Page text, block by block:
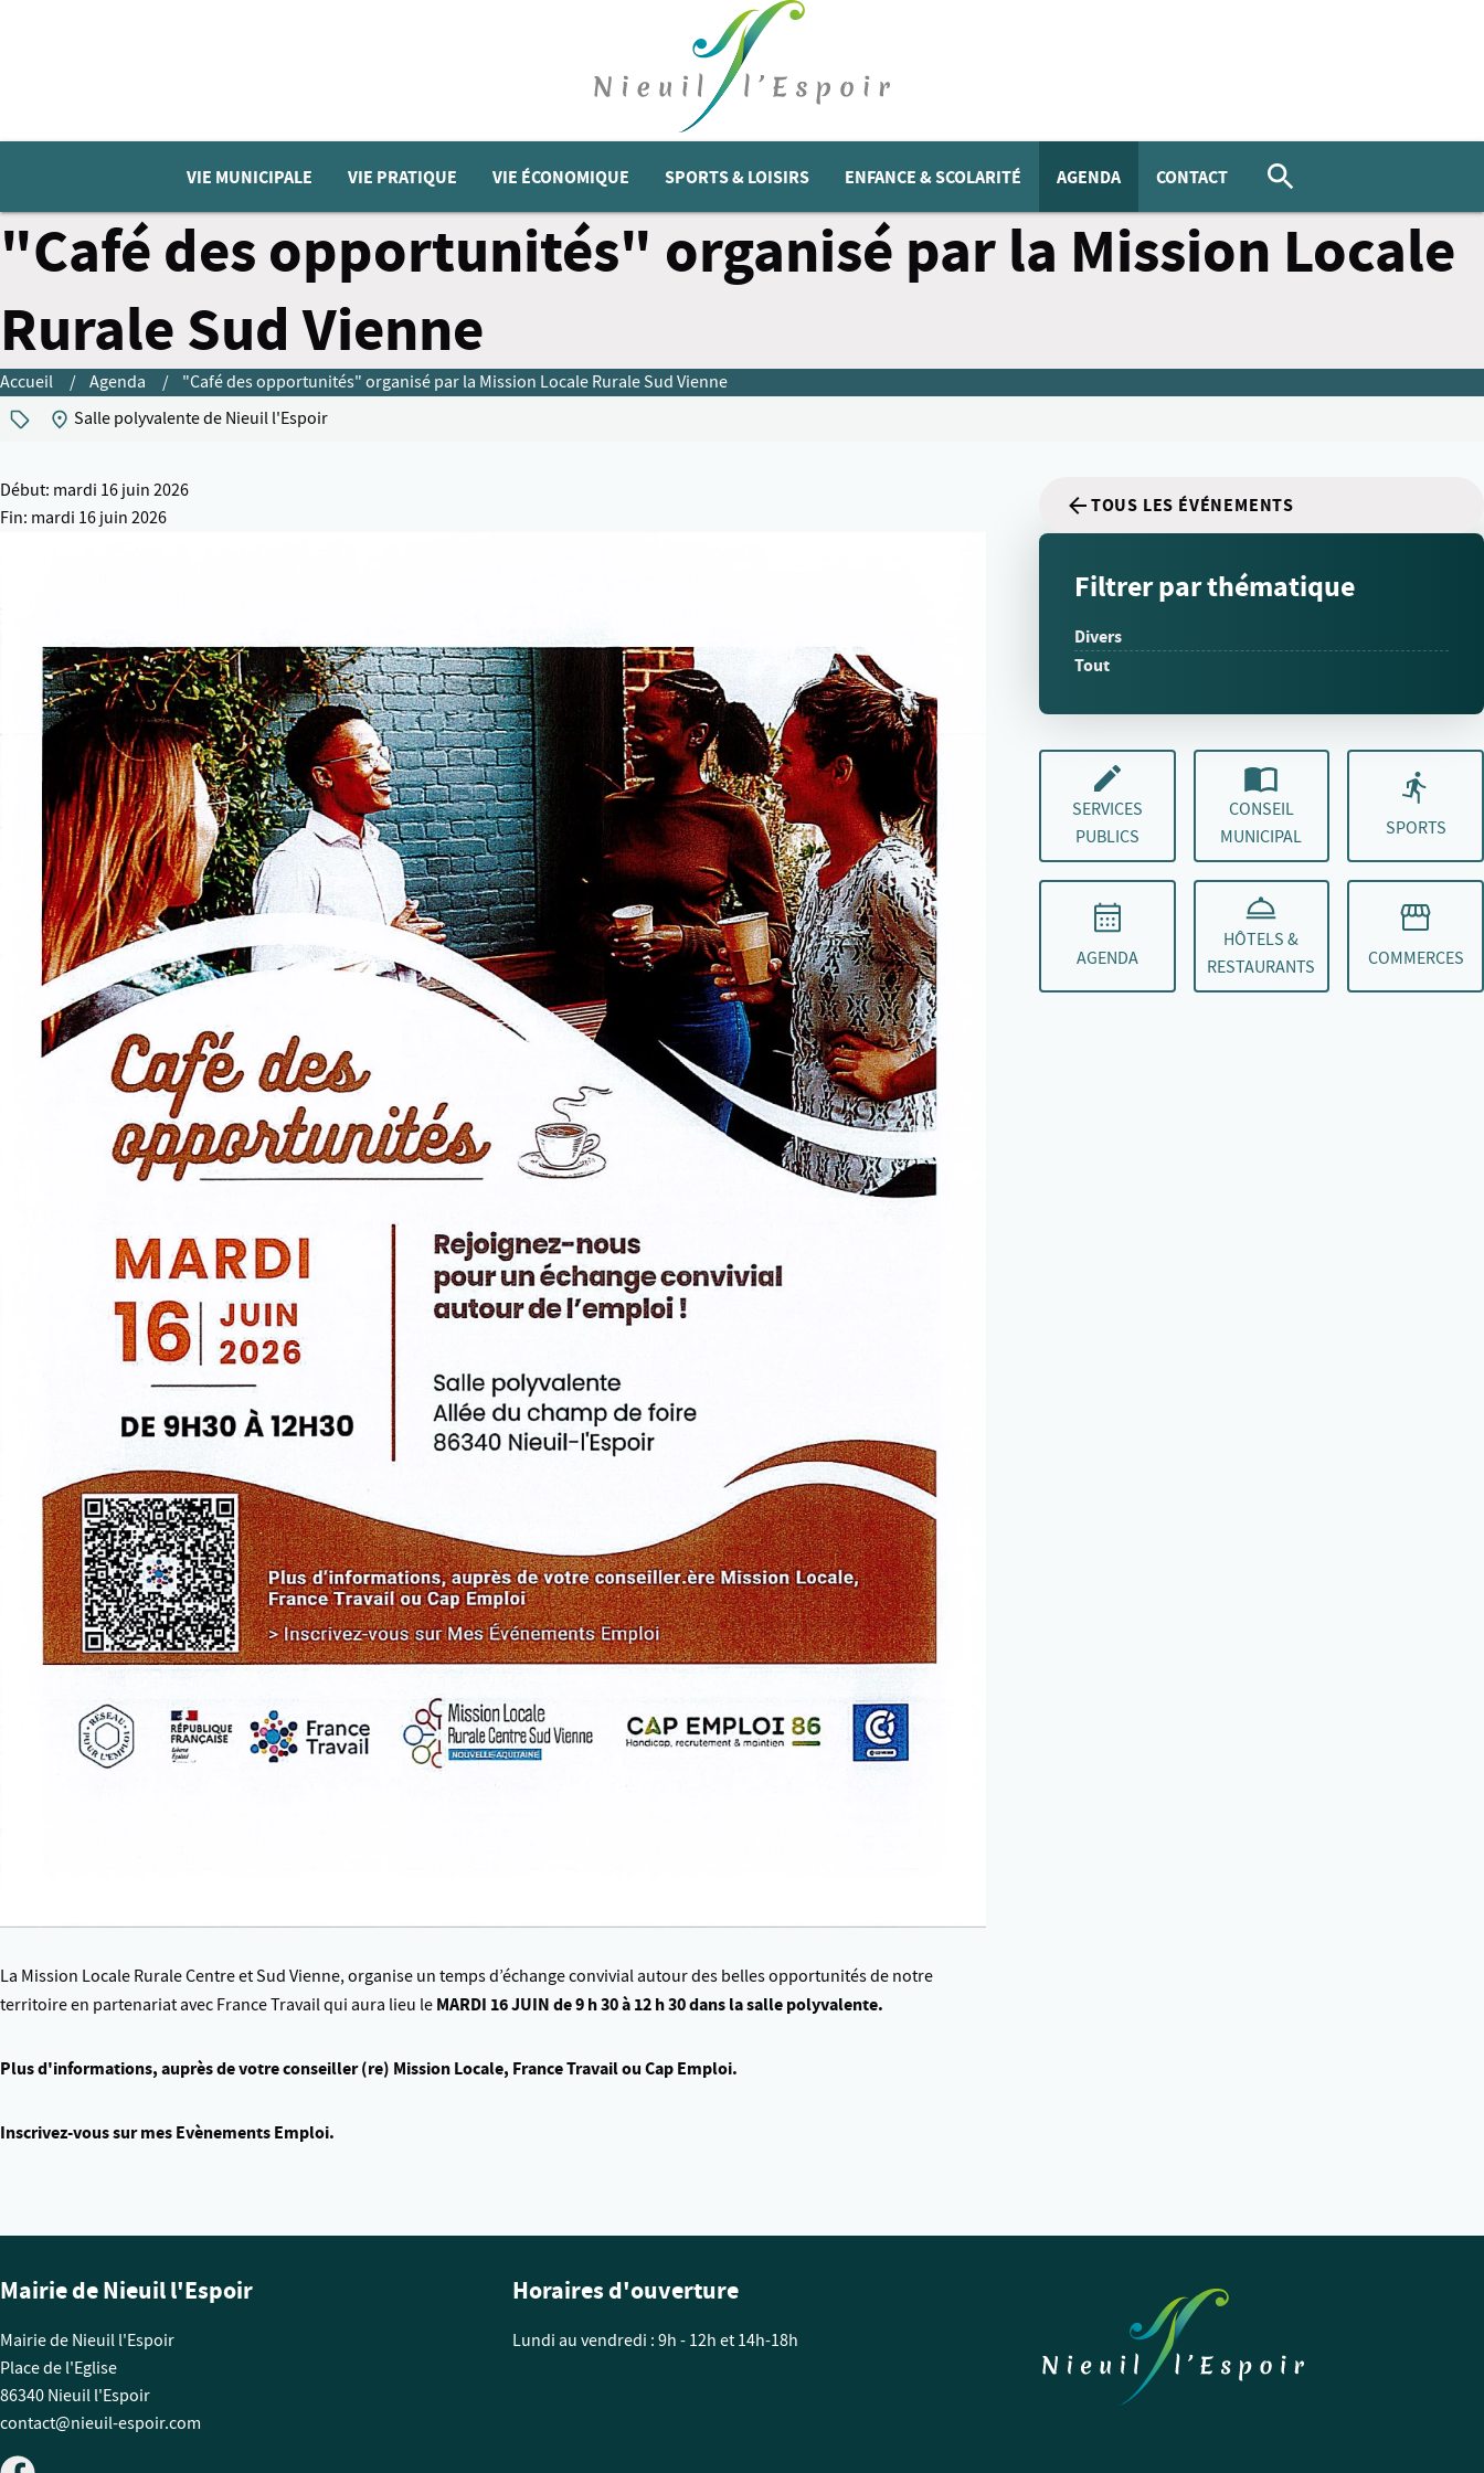
VIE MUNICIPALE VIE PRATIQUE VIE ÉCONOMIQUE SPORTS & LOISIRS ENFANCE & SCOLARITÉ AGENDA CONTACT
"Café des opportunités" organisé par la Mission Locale
Rurale Sud Vienne
Accueil Agenda
"Café des opportunités" organisé par la Mission Locale Rurale Sud Vienne
Salle polyvalente de Nieuil l'Espoir
Début: mardi 16 juin 2026
Fin: mardi 16 juin 2026
La Mission Locale Rurale Centre et Sud Vienne, organise un temps d’échange convivial autour des belles opportunités de notre
territoire en partenariat avec France Travail qui aura lieu le MARDI 16 JUIN de 9 h 30 à 12 h 30 dans la salle polyvalente.
Plus d'informations, auprès de votre conseiller (re) Mission Locale, France Travail ou Cap Emploi.
Inscrivez-vous sur mes Evènements Emploi.
TOUS LES ÉVÉNEMENTS
Filtrer par thématique
Divers
Tout
SERVICES
PUBLICS
CONSEIL
MUNICIPAL
SPORTS
AGENDA
HÔTELS &
RESTAURANTS
COMMERCES
Mairie de Nieuil l'Espoir
Mairie de Nieuil l'Espoir
Place de l'Eglise
86340 Nieuil l'Espoir
contact@nieuil-espoir.com
Horaires d'ouverture
Lundi au vendredi : 9h - 12h et 14h-18h